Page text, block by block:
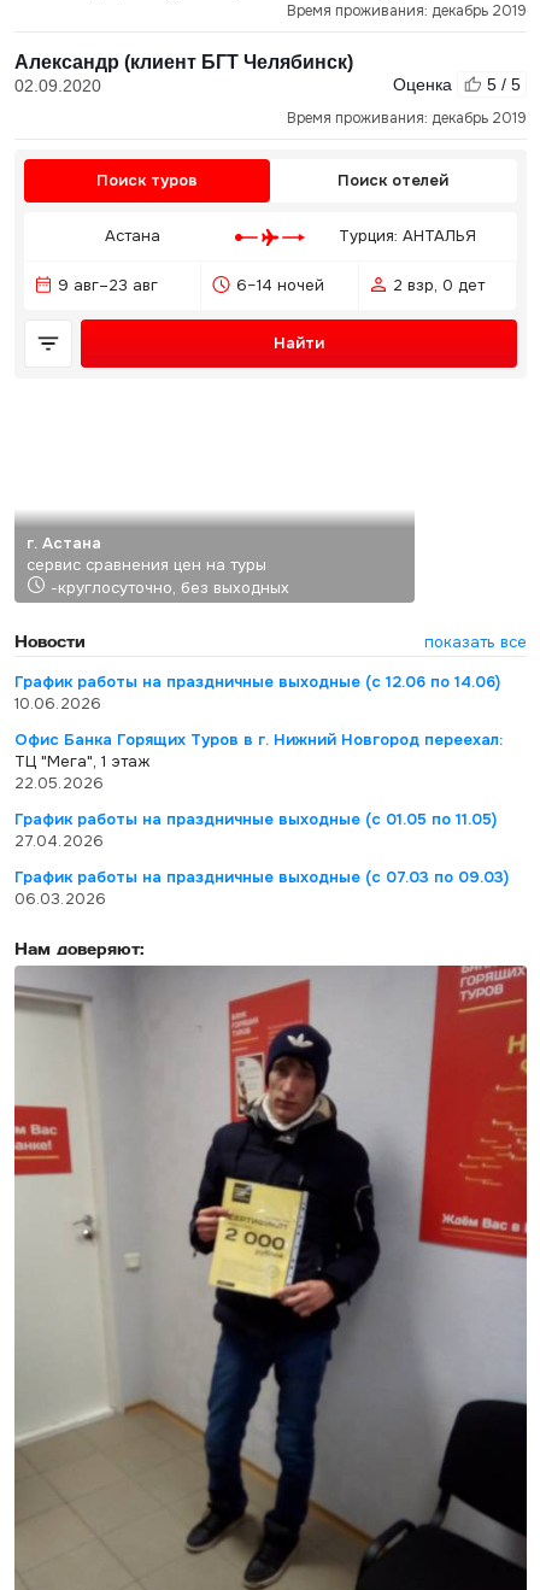
Время проживания: декабрь 2019
Александр (клиент БГТ Челябинск)
02.09.2020 Оценка
5 / 5
Время проживания: декабрь 2019
Поиск туров Поиск отелей
Астана Турция: АНТАЛЬЯ
9 авг–23 авг 6–14 ночей 2 взр, 0 дет
Найти
г. Астана
сервис сравнения цен на туры
-круглосуточно, без выходных
Новости
показать все
График работы на праздничные выходные (с 12.06 по 14.06)
10.06.2026
Офис Банка Горящих Туров в г. Нижний Новгород переехал:
ТЦ "Мега", 1 этаж
22.05.2026
График работы на праздничные выходные (с 01.05 по 11.05)
27.04.2026
График работы на праздничные выходные (с 07.03 по 09.03)
06.03.2026
Нам доверяют: